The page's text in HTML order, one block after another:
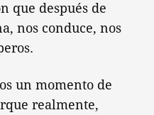
que después de
nos conduce, nos
un momento de
realmente,